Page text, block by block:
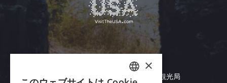
Adobe Readerをダウンロード
© 2026 イリノイ州商務経済機会局 観光局